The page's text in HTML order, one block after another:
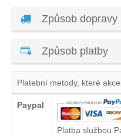
Způsob dopravy
Způsob platby
Platební metody, které
Paypal
Platba službou